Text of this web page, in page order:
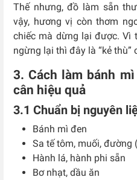
Thế nhưng, đồ làm sẵn
vậy, hương vị còn thơm
chiếc mà dừng lại được. Vì
ngừng lại thì đây là “kẻ thù”
3. Cách làm bánh
cân hiệu quả
3.1 Chuẩn bị nguyên
Bánh mì đen
Sa tế tôm, muối, đường
Hành lá, hành phi sẵn
Bơ nhạt, dầu ăn